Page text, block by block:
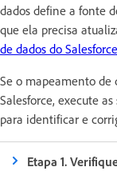
dados define a fonte
que ela precisa
de dados do Salesforce
Se o mapeamento de
Salesforce, execute
para identificar e
Etapa 1.